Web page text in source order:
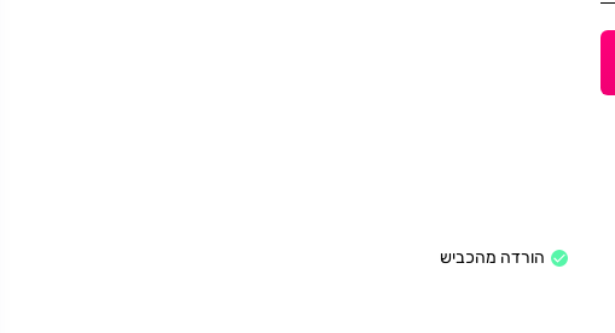
הורדה מהכביש